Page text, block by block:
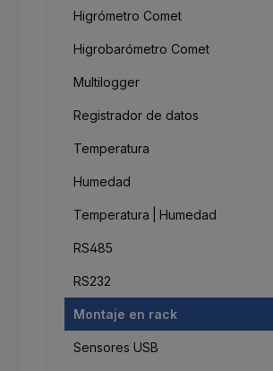
Higrómetro Comet
Higrobarómetro Comet
Multilogger
Registrador de datos
Temperatura
Humedad
Temperatura | Humedad
RS485
RS232
Montaje en rack
Sensores USB